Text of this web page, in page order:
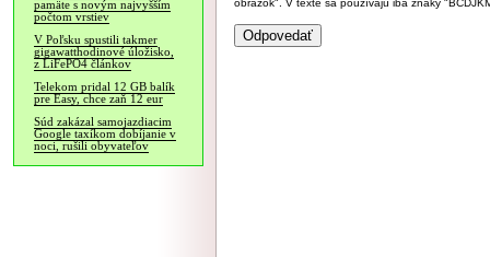
pamäte s novým najvyšším
počtom vrstiev
V Poľsku spustili takmer
gigawatthodinové úložisko,
z LiFePO4 článkov
Telekom pridal 12 GB balík
pre Easy, chce zaň 12 eur
Súd zakázal samojazdiacim
Google taxíkom dobíjanie v
noci, rušili obyvateľov
obrázok". V texte sa používajú iba znaky